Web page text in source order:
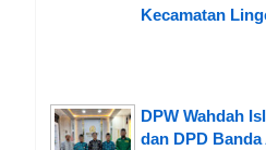
Kecamatan
DPW Wahdah
dan DPD